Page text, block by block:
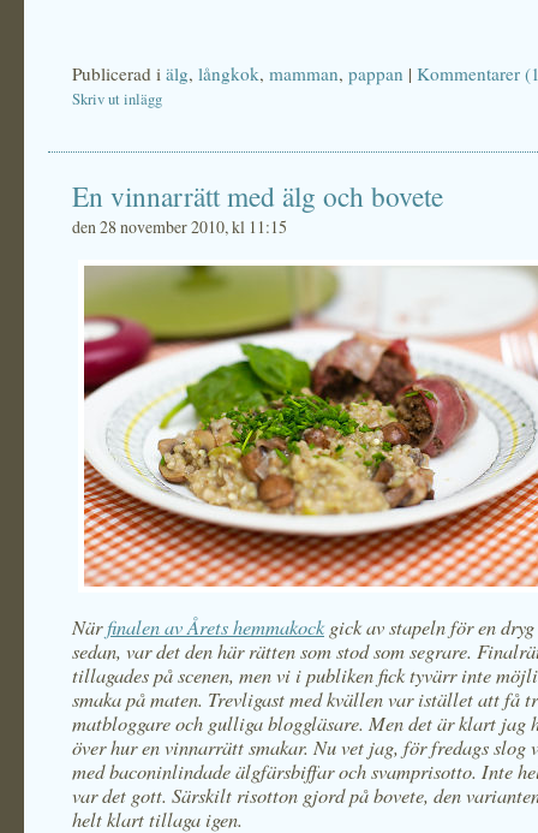
Publicerad i älg, långkok, mamman, pappan | Kommentarer
Skriv ut inlägg
En vinnarrätt med älg och bovete
den 28 november 2010, kl 11:15
Närfinalen av Årets hemmakockgick av stapeln för en
sedan, var det den här rätten som stod som segrare.
tillagades på scenen, men vi i publiken fick tyvärr inte
smaka på maten. Trevligast med kvällen var istället att få
matbloggare och gulliga bloggläsare. Men det är klart jag
över hur en vinnarrätt smakar. Nu vet jag, för fredags
med baconinlindade älgfärsbiffar och svamprisotto. Inte
var det gott. Särskilt risotton gjord på bovete, den
helt klart tillaga igen.